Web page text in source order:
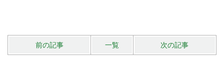
前の記事 一覧 次の記事